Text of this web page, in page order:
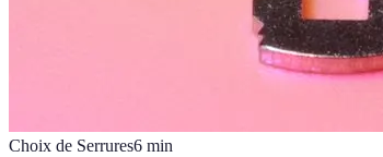
Choix de Serrures6 min